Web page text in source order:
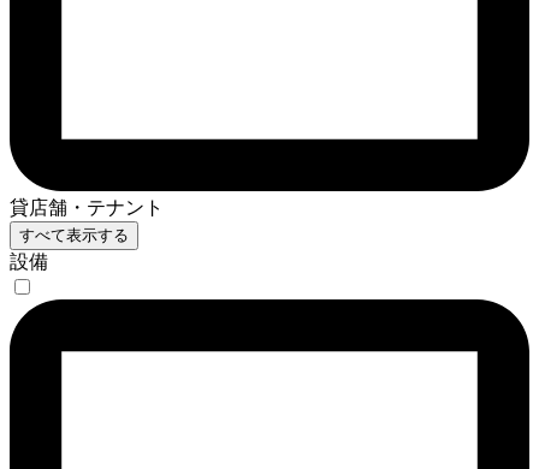
貸店舗・テナント
すべて表示する
設備